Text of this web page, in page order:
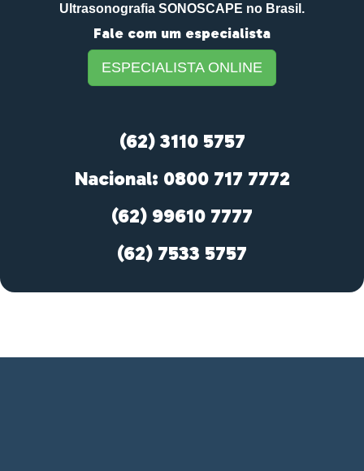
Ultrasonografia SONOSCAPE no Brasil.
Fale com um especialista
ESPECIALISTA ONLINE
(62) 3110 5757
Nacional: 0800 717 7772
(62) 99610 7777
(62) 7533 5757